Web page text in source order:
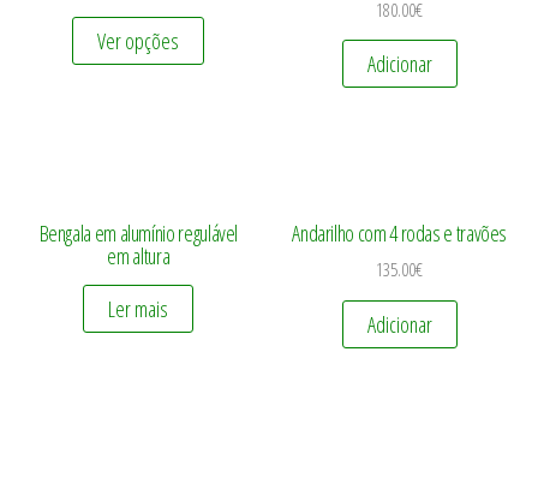
Ver opções
180.00€
Adicionar
Bengala em alumínio regulável
em altura
Ler mais
Andarilho com 4 rodas e travões
135.00€
Adicionar